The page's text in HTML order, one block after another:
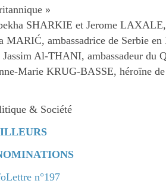
»
SHARKIE et Jerome
MARIĆ, ambassadrice de Serbie en
Al-THANI, ambassadeur du
Marie KRUG-BASSE, héroïne de
& Société
n°197